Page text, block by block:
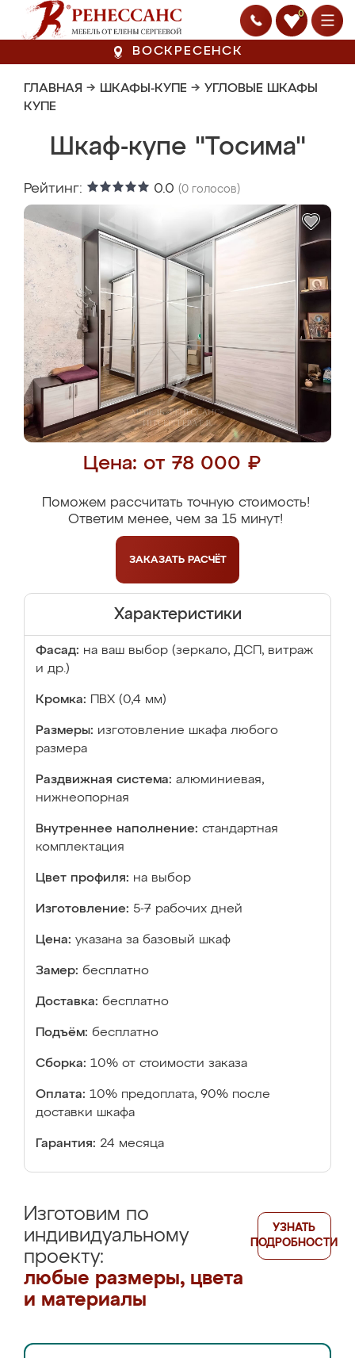
0
ВОСКРЕСЕНСК
ГЛАВНАЯ → ШКАФЫ-КУПЕ → УГЛОВЫЕ ШКАФЫ
КУПЕ
Шкаф-купе "Тосима"
Рейтинг: 0.0 (0 голосов)
Цена: от 78 000 ₽
Поможем рассчитать точную стоимость!
Ответим менее, чем за 15 минут!
ЗАКАЗАТЬ РАСЧЁТ
Характеристики
Фасад: на ваш выбор (зеркало, ДСП, витраж
и др.)
Кромка: ПВХ (0,4 мм)
Размеры: изготовление шкафа любого
размера
Раздвижная система: алюминиевая,
нижнеопорная
Внутреннее наполнение: стандартная
комплектация
Цвет профиля: на выбор
Изготовление: 5-7 рабочих дней
Цена: указана за базовый шкаф
Замер: бесплатно
Доставка: бесплатно
Подъём: бесплатно
Сборка: 10% от стоимости заказа
Оплата: 10% предоплата, 90% после
доставки шкафа
Гарантия: 24 месяца
Изготовим по
индивидуальному
проекту:
любые размеры, цвета
и материалы
УЗНАТЬ
ПОДРОБНОСТИ